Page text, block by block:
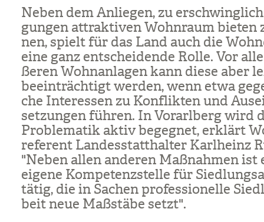
Neben dem Anlie­gen, zu
gun­gen attrak­ti­ven Wohn­raum bie­ten
nen, spielt für das Land auch die
eine ganz ent­schei­dende Rolle. Vor
ße­ren Wohn­an­la­gen kann diese aber
beein­träch­tigt wer­den, wenn etwa
che Inter­es­sen zu Kon­flik­ten und
set­zun­gen füh­ren. In Vor­arl­berg wird
Pro­ble­ma­tik aktiv begeg­net, erklärt
re­fe­rent Lan­des­statt­hal­ter Karl­heinz
"Neben allen ande­ren Maß­nah­men ist
eigene Kom­pe­tenz­stelle für
tätig, die in Sachen pro­fes­sio­nelle
beit neue Maß­stäbe setzt".